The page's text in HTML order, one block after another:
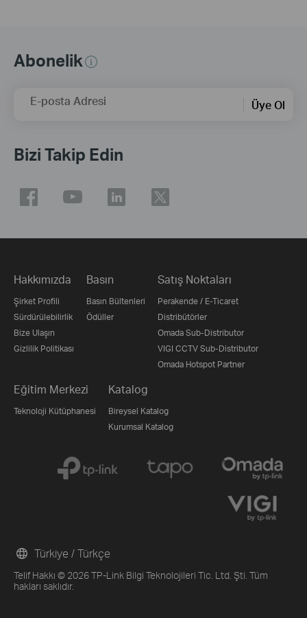
Abonelik
E-posta Adresi Üye Ol
Bizi Takip Edin
Hakkımızda
Şirket Profili
Sürdürülebilirlik
Bize Ulaşın
Gizlilik Politikası
Basın
Basın Bültenleri
Ödüller
Satış Noktaları
Perakende / E-Ticaret
Distribütörler
Omada Sub-Distributor
VIGI CCTV Sub-Distributor
Omada Hotspot Partner
Eğitim Merkezi
Teknoloji Kütüphanesi
Katalog
Bireysel Katalog
Kurumsal Katalog
Telif Hakkı © 2026 TP-Link Bilgi Teknolojileri Tic. Ltd. Şti. Tüm
hakları saklıdır.
Türkiye / Türkçe